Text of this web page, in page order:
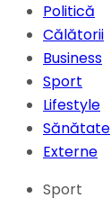
Politică
Călătorii
Business
Sport
Lifestyle
Sănătate
Externe
Sport